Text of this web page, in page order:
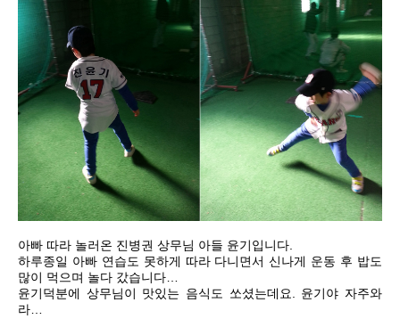
아빠 따라 놀러온 진병권 상무님 아들 윤기입니다.
하루종일 아빠 연습도 못하게 따라 다니면서 신나게 운동 후 밥도
많이 먹으며 놀다 갔습니다…
윤기덕분에 상무님이 맛있는 음식도 쏘셨는데요. 윤기야 자주와
라…